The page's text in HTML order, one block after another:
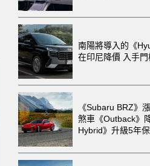
南陽將導入的《
在印尼降價 入手
《Subaru BRZ》
煞車《Outback》
Hybrid》升級5年